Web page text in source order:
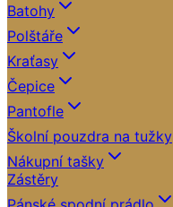
Batohy
Polštáře
Kraťasy
Čepice
Pantofle
Školní pouzdra na tužky
Nákupní tašky
Zástěry